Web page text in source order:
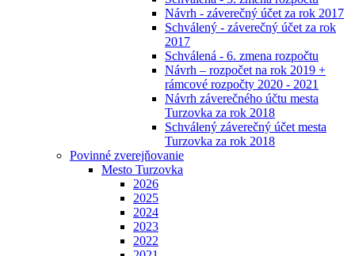
Návrh - záverečný účet za rok 2017
Schválený - záverečný účet za rok
2017
Schválená - 6. zmena rozpočtu
Návrh – rozpočet na rok 2019 +
rámcové rozpočty 2020 - 2021
Návrh záverečného účtu mesta
Turzovka za rok 2018
Schválený záverečný účet mesta
Turzovka za rok 2018
Povinné zverejňovanie
Mesto Turzovka
2026
2025
2024
2023
2022